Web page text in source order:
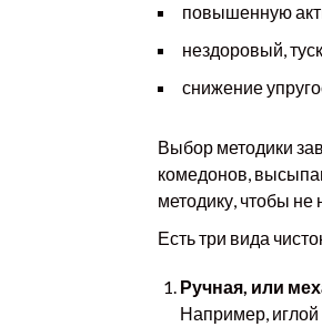
повышенную
нездоровый,
снижение
Выбор методики
комедонов,
методику, чтобы не
Есть три вида
Ручная, или
Например, иглой